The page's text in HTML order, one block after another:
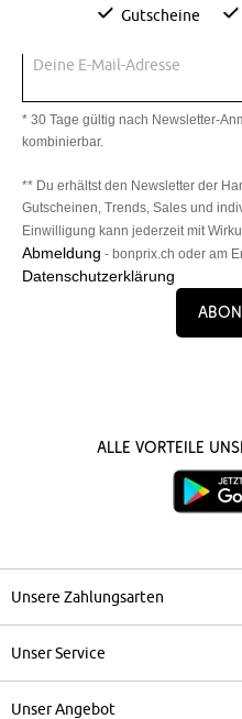
Gutscheine
Deine E-Mail-Adresse
* 30 Tage gültig nach Newsletter-
kombinierbar.
** Du erhältst den Newsletter der
Gutscheinen, Trends, Sales und
Einwilligung kann jederzeit mit
Abmeldung - bonprix.ch oder am
Datenschutzerklärung
Alle Vorteile
Unsere Zahlungsarten
Unser Service
Unser Angebot